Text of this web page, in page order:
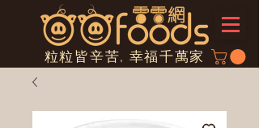
粒粒皆辛苦, 幸福千萬家